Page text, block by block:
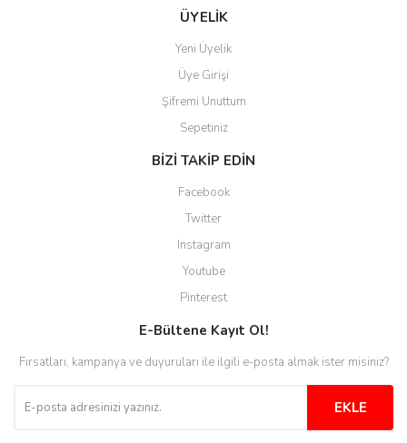
ÜYELİK
Yeni Üyelik
Üye Girişi
Şifremi Unuttum
Sepetiniz
BİZİ TAKİP EDİN
Facebook
Twitter
Instagram
Youtube
Pinterest
E-Bültene Kayıt Ol!
Fırsatları, kampanya ve duyuruları ile ilgili e-posta almak ister misiniz?
EKLE